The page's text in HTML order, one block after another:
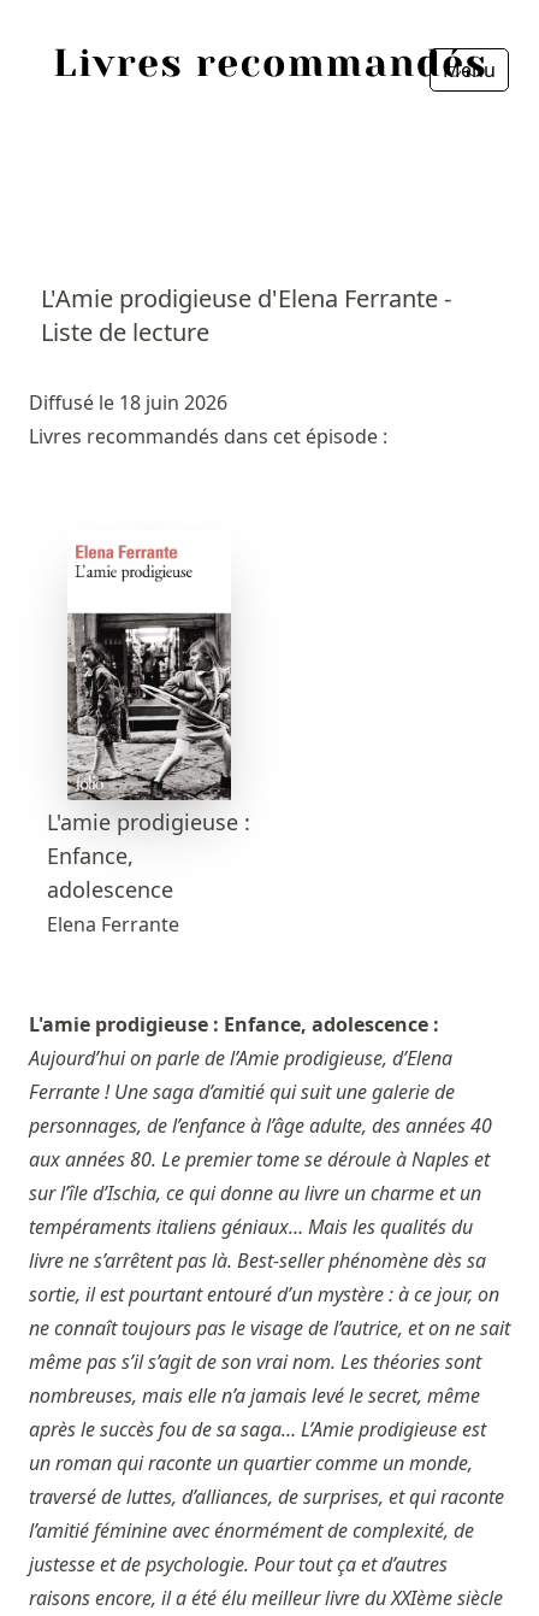
Menu
L'Amie prodigieuse d'Elena Ferrante -
Liste de lecture
Diffusé le 18 juin 2026
Livres recommandés dans cet épisode :
L'amie prodigieuse :
Enfance,
adolescence
Elena Ferrante
L'amie prodigieuse : Enfance, adolescence :
Aujourd’hui on parle de l’Amie prodigieuse, d’Elena
Ferrante ! Une saga d’amitié qui suit une galerie de
personnages, de l’enfance à l’âge adulte, des années 40
aux années 80. Le premier tome se déroule à Naples et
sur l’île d’Ischia, ce qui donne au livre un charme et un
tempéraments italiens géniaux… Mais les qualités du
livre ne s’arrêtent pas là. Best-seller phénomène dès sa
sortie, il est pourtant entouré d’un mystère : à ce jour, on
ne connaît toujours pas le visage de l’autrice, et on ne sait
même pas s’il s’agit de son vrai nom. Les théories sont
nombreuses, mais elle n’a jamais levé le secret, même
après le succès fou de sa saga… L’Amie prodigieuse est
un roman qui raconte un quartier comme un monde,
traversé de luttes, d’alliances, de surprises, et qui raconte
l’amitié féminine avec énormément de complexité, de
justesse et de psychologie. Pour tout ça et d’autres
raisons encore, il a été élu meilleur livre du XXIème siècle
Personnes
Livres
Fermer